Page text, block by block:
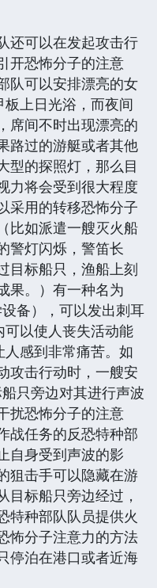
还可以在发起攻击行
开恐怖分子的注意
队可以安排漂亮的女
板上日光浴，而夜间
席间不时出现漂亮的
路过的游艇或者其他
型的探照灯，那么目
力将会受到很大程度
采用的转移恐怖分子
比如派遣一艘灭火船
警灯闪烁，警笛长
目标船只，渔船上刻
果。）有一种名为
备），可以发出刺耳
以使人丧失活动能
感到非常痛苦。如
攻击行动时，一艘安
只旁边对其进行声波
扰恐怖分子的注意
战任务的反恐特种部
自身受到声波的影
狙击手可以隐藏在游
目标船只旁边经过，
特种部队队员提供火
怖分子注意力的方法
停泊在港口或者近海